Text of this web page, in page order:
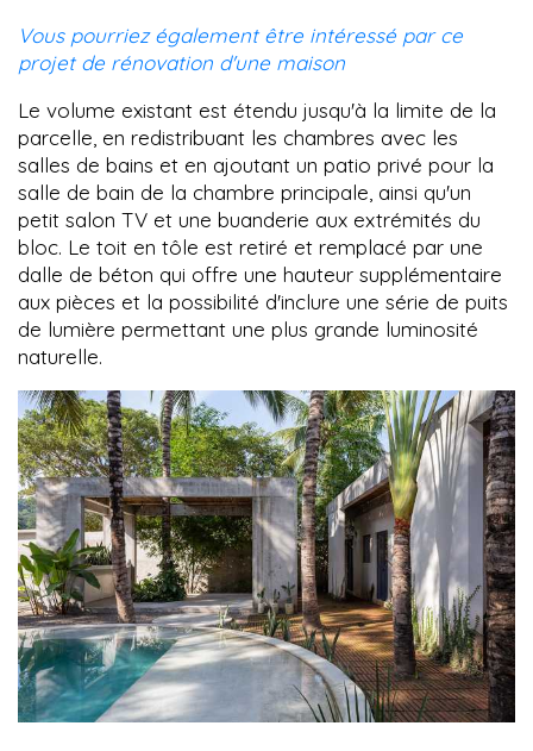
Vous pourriez également être intéressé par ce
projet de rénovation d'une maison
Le volume existant est étendu jusqu'à la limite de la
parcelle, en redistribuant les chambres avec les
salles de bains et en ajoutant un patio privé pour la
salle de bain de la chambre principale, ainsi qu'un
petit salon TV et une buanderie aux extrémités du
bloc. Le toit en tôle est retiré et remplacé par une
dalle de béton qui offre une hauteur supplémentaire
aux pièces et la possibilité d'inclure une série de puits
de lumière permettant une plus grande luminosité
naturelle.